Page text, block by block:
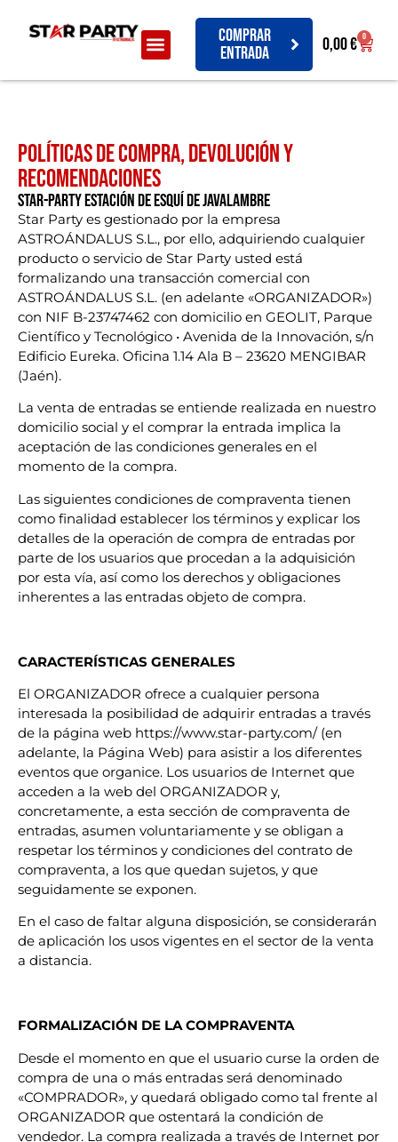
Comprar
entrada
0,00€ 0
POLÍTICAS DE COMPRA, DEVOLUCIÓN Y
RECOMENDACIONES
STAR-PARTY ESTACIÓN DE ESQUÍ DE JAVALAMBRE
Star Party es gestionado por la empresa
ASTROÁNDALUS S.L., por ello, adquiriendo cualquier
producto o servicio de Star Party usted está
formalizando una transacción comercial con
ASTROÁNDALUS S.L. (en adelante «ORGANIZADOR»)
con NIF B-23747462 con domicilio en GEOLIT, Parque
Científico y Tecnológico • Avenida de la Innovación, s/n
Edificio Eureka. Oficina 1.14 Ala B – 23620 MENGIBAR
(Jaén).
La venta de entradas se entiende realizada en nuestro
domicilio social y el comprar la entrada implica la
aceptación de las condiciones generales en el
momento de la compra.
Las siguientes condiciones de compraventa tienen
como finalidad establecer los términos y explicar los
detalles de la operación de compra de entradas por
parte de los usuarios que procedan a la adquisición
por esta vía, así como los derechos y obligaciones
inherentes a las entradas objeto de compra.
CARACTERÍSTICAS GENERALES
El ORGANIZADOR ofrece a cualquier persona
interesada la posibilidad de adquirir entradas a través
de la página web https://www.star-party.com/ (en
adelante, la Página Web) para asistir a los diferentes
eventos que organice. Los usuarios de Internet que
acceden a la web del ORGANIZADOR y,
concretamente, a esta sección de compraventa de
entradas, asumen voluntariamente y se obligan a
respetar los términos y condiciones del contrato de
compraventa, a los que quedan sujetos, y que
seguidamente se exponen.
En el caso de faltar alguna disposición, se considerarán
de aplicación los usos vigentes en el sector de la venta
a distancia.
FORMALIZACIÓN DE LA COMPRAVENTA
Desde el momento en que el usuario curse la orden de
compra de una o más entradas será denominado
«COMPRADOR», y quedará obligado como tal frente al
ORGANIZADOR que ostentará la condición de
vendedor. La compra realizada a través de Internet por